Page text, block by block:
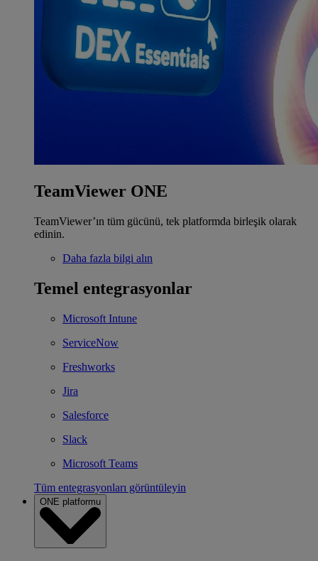
TeamViewer ONE
TeamViewer’ın tüm gücünü, tek platformda birleşik olarak
edinin.
Daha fazla bilgi alın
Temel entegrasyonlar
Microsoft Intune
ServiceNow
Freshworks
Jira
Salesforce
Slack
Microsoft Teams
Tüm entegrasyonları görüntüleyin
ONE platformu